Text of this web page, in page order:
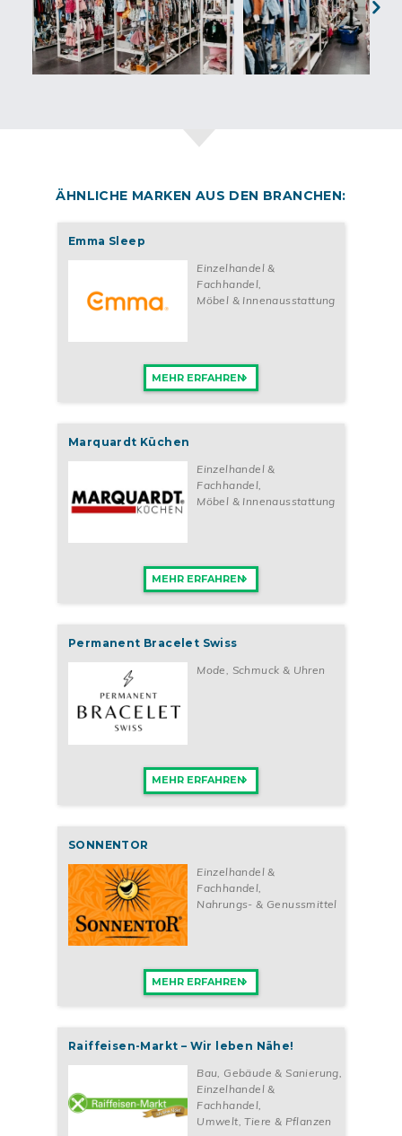
expandiert.
Als Franchisenehmer*in bei FLOHKIDS bist du von Anfang an
dabei und kannst aktiv an den Expansionsplänen mitwirken.
Einer der größten Vorteile von FLOHKIDS ist das modernste
wird. Das bedeutet, du kannst dich voll und ganz auf deine
du den Konsumwahn eindämmst und den CO₂-Emissionen
sowie Abfall reduzierst.
Ein weiteres Highlight ist die Flexibilität, die dir FLOHKIDS
bietet. Du kannst als Quereinsteiger*in oder in Teilzeit
beginnen und hast sogar die Möglichkeit, mehrere Standorte zu
eröffnen. Dank der professionellen Unterstützung und Hilfe vom
Team aus Enthusiasten, die dir in jeder Phase zur Seite stehen,
wird dein Einstieg so reibungslos wie möglich gestaltet.
großschreibt und dabei hilft, alte Kindersachen stressfrei zu
verkaufen oder tolles Gebrauchtes zu shoppen? Dann nutze
diese Chance und werde Franchisepartner*in von FLOHKIDS.
Ressourcenschonung.
Next
ÄHNLICHE MARKEN AUS DEN BRANCHEN:
Emma Sleep
Einzelhandel &
Fachhandel
Möbel & Innenausstattung
MEHR ERFAHREN
Marquardt Küchen
Einzelhandel &
Fachhandel
Möbel & Innenausstattung
MEHR ERFAHREN
Permanent Bracelet Swiss
Mode, Schmuck & Uhren
MEHR ERFAHREN
SONNENTOR
Einzelhandel &
Fachhandel
Nahrungs- & Genussmittel
MEHR ERFAHREN
Raiffeisen-Markt – Wir leben Nähe!
Bau, Gebäude & Sanierung,
Einzelhandel &
Fachhandel,
Umwelt, Tiere & Pflanzen